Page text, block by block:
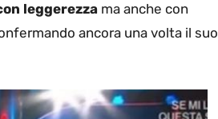
leggerezza ma anche con
ancora una volta il suo